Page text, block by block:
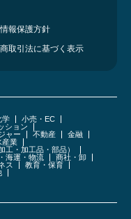
報保護方針
取引法に基づく表示
学
小売・EC
ション
ャー 不動産
金融
産業
工・加工品・部品）
海運・物流
商社・卸
ス
教育・保育